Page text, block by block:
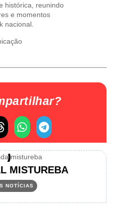
histórica, reunindo
e momentos
nacional.
MISTUREBA
NOTÍCIAS